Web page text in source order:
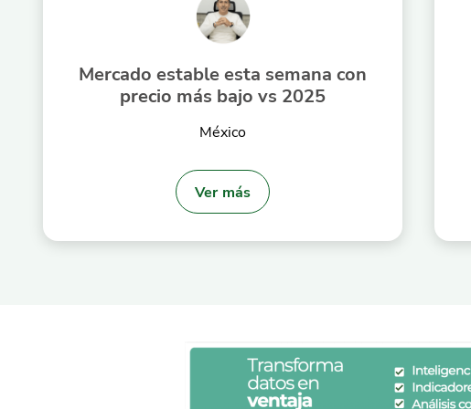
Mercado estable esta semana con
precio más bajo vs 2025
México
Ver más